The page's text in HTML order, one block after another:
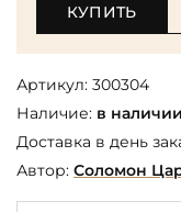
КУПИТЬ
Артикул: 300304
Наличие: в наличии
Доставка в день
Автор: Соломон